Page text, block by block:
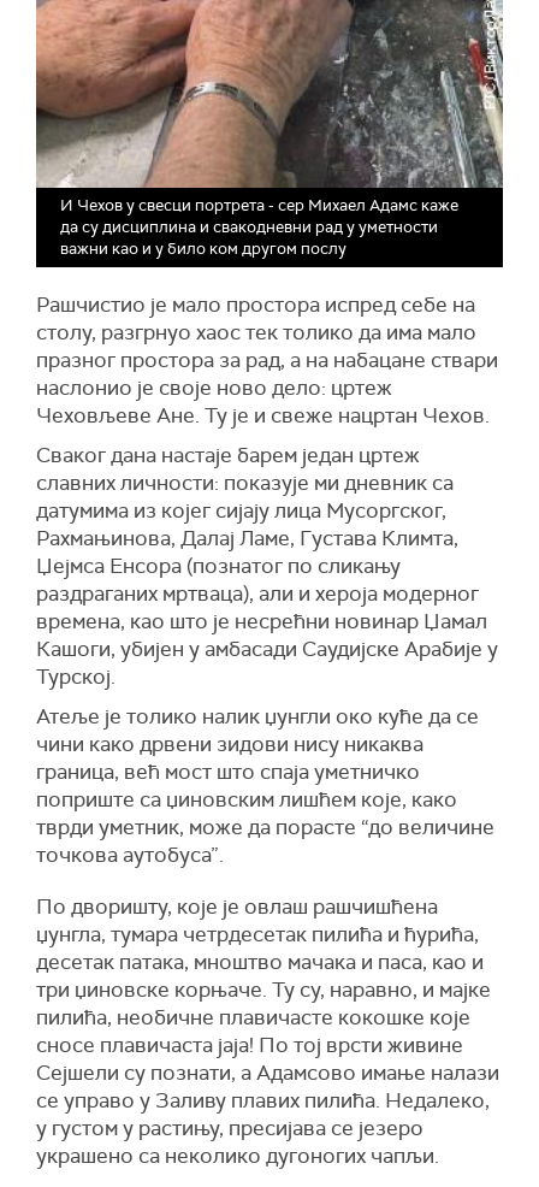
И Чехов у свесци портрета - сер Михаел Адамс каже
да су дисциплина и свакодневни рад у уметности
важни као и у било ком другом послу
Рашчистио је мало простора испред себе на
столу, разгрнуо хаос тек толико да има мало
празног простора за рад, а на набацане ствари
наслонио је своје ново дело: цртеж
Чеховљеве Ане. Ту је и свеже нацртан Чехов.
Сваког дана настаје барем један цртеж
славних личности: показује ми дневник са
датумима из којег сијају лица Мусоргског,
Рахмањинова, Далај Ламе, Густава Климта,
Џејмса Енсора (познатог по сликању
раздраганих мртваца), али и хероја модерног
времена, као што је несрећни новинар Џамал
Кашоги, убијен у амбасади Саудијске Арабије у
Турској.
Атеље је толико налик џунгли око куће да се
чини како дрвени зидови нису никаква
граница, већ мост што спаја уметничко
поприште са џиновским лишћем које, како
тврди уметник, може да порасте “до величине
точкова аутобуса”.
По дворишту, које је овлаш рашчишћена
џунгла, тумара четрдесетак пилића и ћурића,
десетак патака, мноштво мачака и паса, као и
три џиновске корњаче. Ту су, наравно, и мајке
пилића, необичне плавичасте кокошке које
сносе плавичаста јаја! По тој врсти живине
Сејшели су познати, а Адамсово имање налази
се управо у Заливу плавих пилића. Недалеко,
у густом у растињу, пресијава се језеро
украшено са неколико дугоногих чапљи.